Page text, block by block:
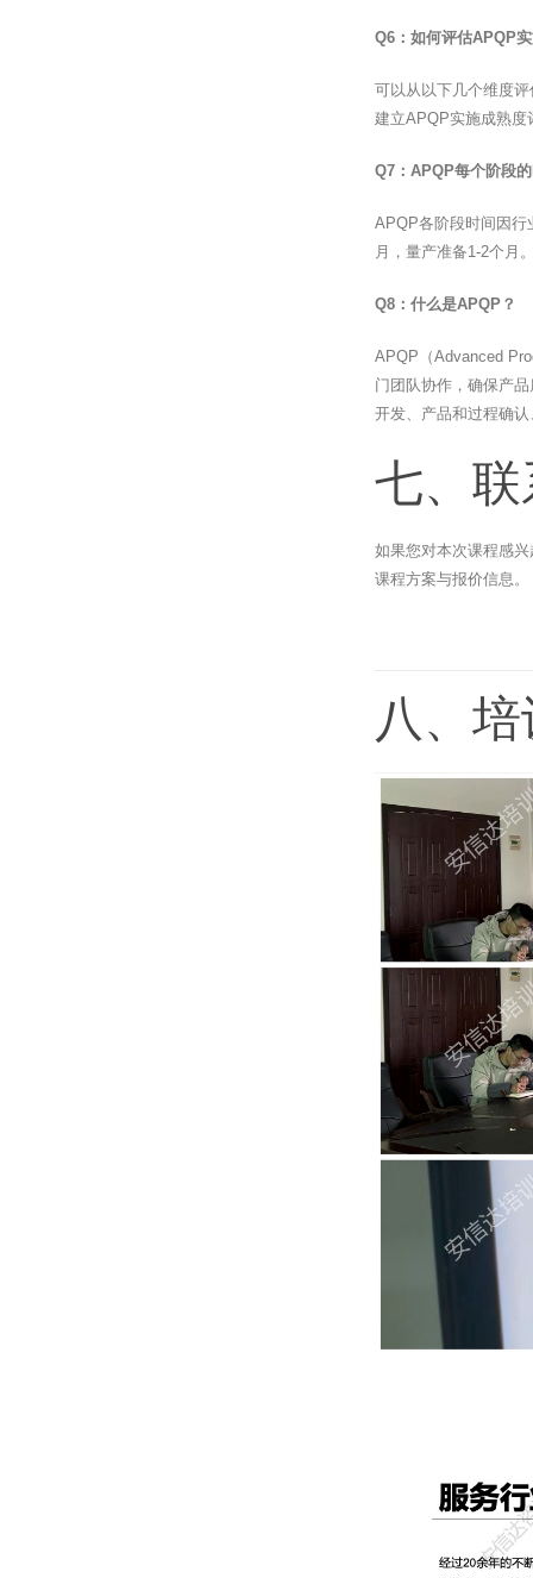
Q6：如何评估APQP
可以从以下几个维度
建立APQP实施成熟度
Q7：APQP每个阶段
APQP各阶段时间因行
月，量产准备1-2个月
Q8：什么是APQP？
APQP（Advanced
门团队协作，确保产
开发、产品和过程确
七、
如果您对本次课程感
课程方案与报价信息。
八、